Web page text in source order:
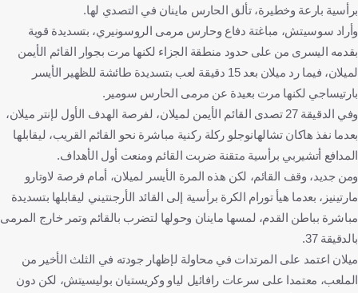
برأسية بارعة وخطيرة، تألق الحارس ماينان في التصدي لها.
وأراد سوسيتش، مباغتة دفاع وحارس مرمى الروسونيري، بتسديدة قوية
بقدمه اليسرى من على حدود منطقة الجزاء لكنها مرت بجوار القائم الأيمن
لميلان، فيما رد ميلان بعد 15 دقيقة لعب بتسديدة طائشة للظهير الأيسر
بارتيساجي لكنها مرت بعيدة عن مرمى الحارس سومير.
وفي الدقيقة 27 تصدى القائم الأيمن لميلان، لفرصة الهدف الأول لإنتر ميلان،
بعدما نفذ هاكان تشالهانوجلو ركلة ركنية مباشرة نحو القائم القريب، ليقابلها
المدافع أتشيربي برأسية متقنة ضربت القائم ومنعت أول الأهداف.
ومن جديد، وقف القائم، لكن هذه المرة الأيسر لميلان، أمام فرصة لاوتارو
مارتينيز، بعدما هيأ تورام الكرة برأسية إلى القائد الأرجنتيني ليقابلها بتسديدة
مباشرة بباطن القدم، لمسها ماينان وحولها لتضرب بالقائم وتمر خارج المرمى
بالدقيقة 37.
ميلان اعتمد على المرتدات في محاولة لإظهار جودته في الثلث الأخير من
الملعب، معتمدا على سرعات رافائيل لياو وكريستيان بوليسيتش، لكن دون